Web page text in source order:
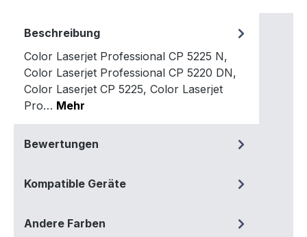
Beschreibung
Color Laserjet Professional CP 5225 N,
Color Laserjet Professional CP 5220 DN,
Color Laserjet CP 5225, Color Laserjet
Pro… Mehr
Bewertungen
Kompatible Geräte
Andere Farben